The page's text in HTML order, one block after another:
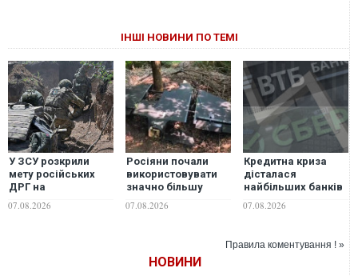
ІНШІ НОВИНИ ПО ТЕМІ
У ЗСУ розкрили
мету російських
ДРГ на
напрямку
07.08.2026
Росіяни почали
використовувати
значно більшу
"Гербера", - "Флеш"
07.08.2026
Кредитна криза
дісталася
найбільших банків
07.08.2026
Правила коментування ! »
НОВИНИ